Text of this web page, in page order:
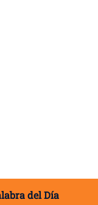
del Día